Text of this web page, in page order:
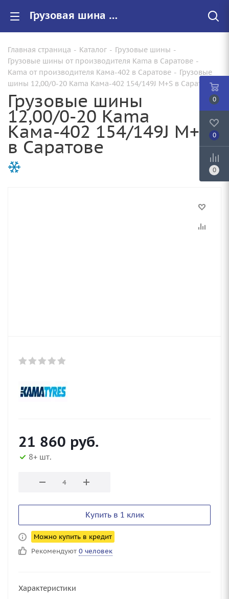
Грузовая шина 12,00/0-20 Kama Кама-402 154/149J M+S по цене от 21860.00 купить в Саратове с доставкой | Арт.:
Главная страница - Каталог - Грузовые шины -
Грузовые шины от производителя Kama в Саратове -
Kama от производителя Кама-402 в Саратове - Грузовые
шины 12,00/0-20 Kama Кама-402 154/149J M+S в Саратове
Грузовые шины
12,00/0-20 Kama
Кама-402 154/149J M+S
в Саратове
21 860 руб.
8+ шт.
Купить в 1 клик
Можно купить в кредит
Рекомендуют 0 человек
Характеристики
0
0
0